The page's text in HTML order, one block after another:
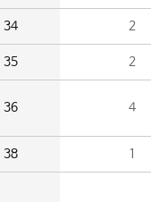
34 2
35 2
36 4
38 1